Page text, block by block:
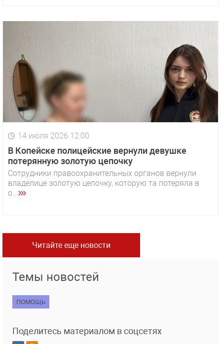
14 июля 2026 12:00
В Копейске полицейские вернули девушке
потерянную золотую цепочку
Сотрудники правоохранительных органов вернули
владелице золотую цепочку, которую та потеряла в
о...
Читайте еще новости
Темы новостей
ПОМОЩЬ
Поделитесь материалом в соцсетях